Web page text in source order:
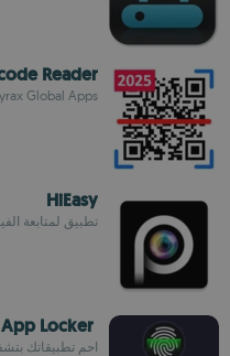
Reader
Global Apps
HiEasy
تطبيق لمتابعة
احمِ تطبيقاتك